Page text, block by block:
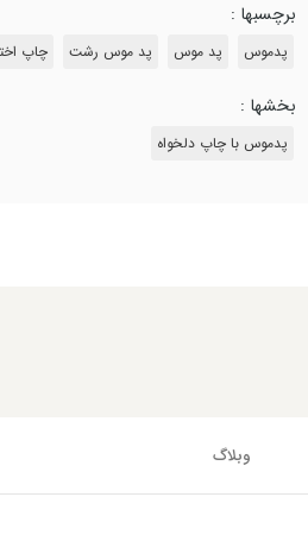
برچسبها :
پدموس پد موس پد موس رشت چاپ
بخشها :
پدموس با چاپ دلخواه
وبلاگ